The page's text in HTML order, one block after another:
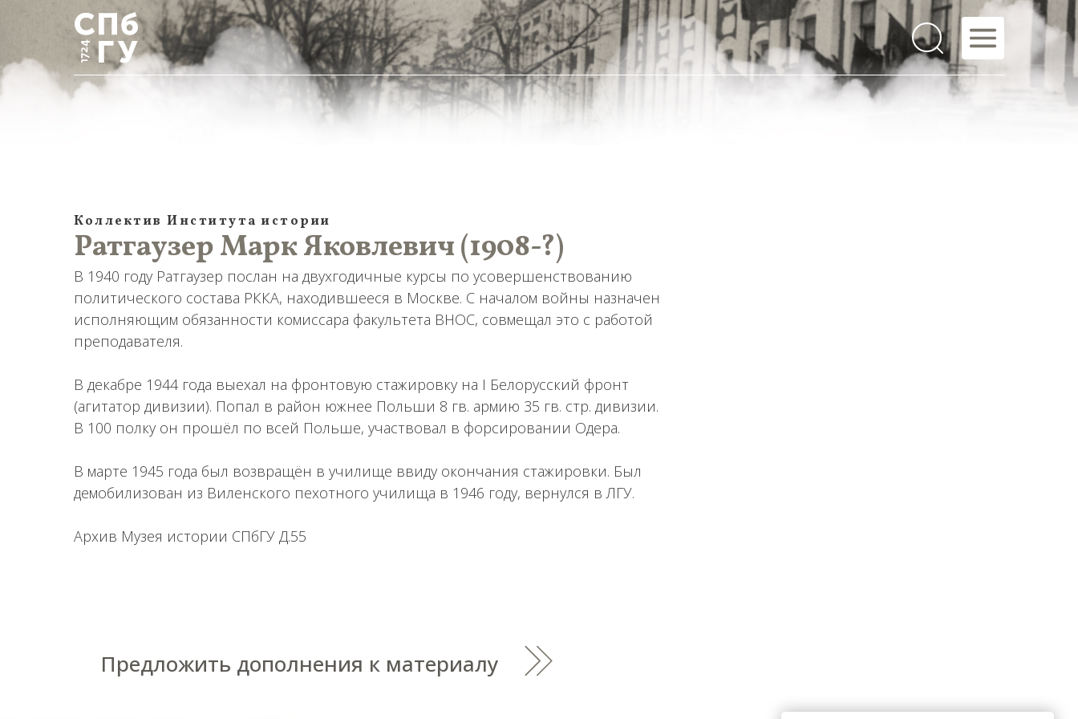
Коллектив Института истории
Ратгаузер Марк Яковлевич (1908-?)
В 1940 году Ратгаузер послан на двухгодичные курсы по усовершенствованию
политического состава РККА, находившееся в Москве. С началом войны назначен
исполняющим обязанности комиссара факультета ВНОС, совмещал это с работой
преподавателя.
В декабре 1944 года выехал на фронтовую стажировку на I Белорусский фронт
(агитатор дивизии). Попал в район южнее Польши 8 гв. армию 35 гв. стр. дивизии.
В 100 полку он прошёл по всей Польше, участвовал в форсировании Одера.
В марте 1945 года был возвращён в училище ввиду окончания стажировки. Был
демобилизован из Виленского пехотного училища в 1946 году, вернулся в ЛГУ.
Архив Музея истории СПбГУ Д.55
Предложить дополнения к материалу